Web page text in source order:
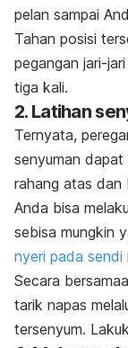
pelan sampai
Tahan posisi
pegangan jari-
tiga kali.
2. Latihan
Ternyata,
senyuman
rahang atas dan
Anda bisa
sebisa mungkin
nyeri pada sendi
Secara
tarik napas
tersenyum.